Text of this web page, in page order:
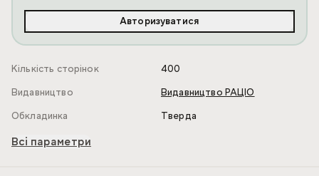
Авторизуватися
Кількість сторінок
400
Видавництво
Видавництво РАЦІО
Обкладинка
Тверда
Всі параметри